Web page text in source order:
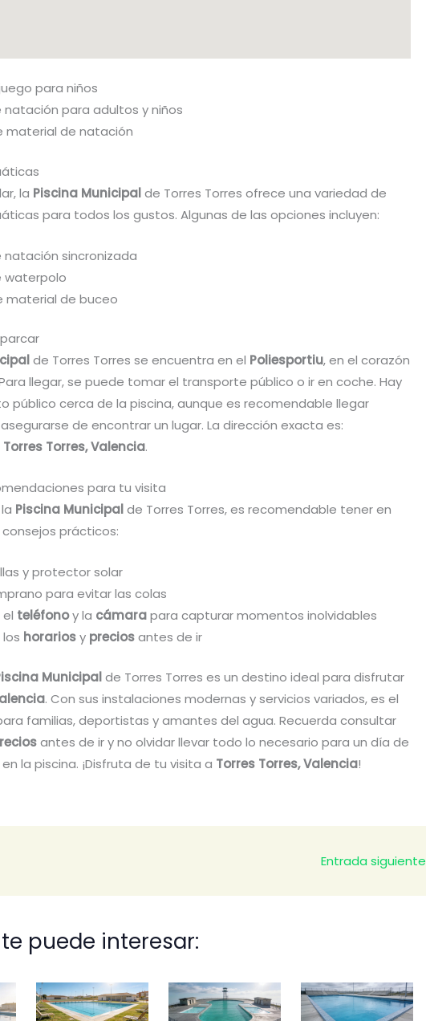
para niños
natación para adultos y niños
material de natación
la Piscina Municipalde Torres Torres ofrece una variedad de
para todos los gustos. Algunas de las opciones incluyen:
natación sincronizada
waterpolo
material de buceo
de Torres Torres se encuentra en el Poliesportiu, en el corazón
llegar, se puede tomar el transporte público o ir en coche. Hay
público cerca de la piscina, aunque es recomendable llegar
de encontrar un lugar. La dirección exacta es:
Torres Torres, Valencia.
para tu visita
Piscina Municipalde Torres Torres, es recomendable tener en
prácticos:
y protector solar
para evitar las colas
el teléfonoy la cámarapara capturar momentos inolvidables
horariosy preciosantes de ir
Municipalde Torres Torres es un destino ideal para disfrutar
. Con sus instalaciones modernas y servicios variados, es el
familias, deportistas y amantes del agua. Recuerda consultar
antes de ir y no olvidar llevar todo lo necesario para un día de
la piscina. ¡Disfruta de tu visita a Torres Torres, Valencia!
Entrada siguiente
puede interesar: